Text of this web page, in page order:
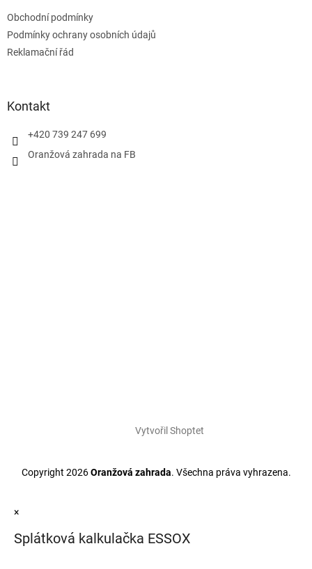
Obchodní podmínky
Podmínky ochrany osobních údajů
Reklamační řád
Kontakt
+420 739 247 699
Oranžová zahrada na FB
Vytvořil Shoptet
Copyright 2026Oranžová zahrada. Všechna práva vyhrazena.
×
Splátková kalkulačka ESSOX